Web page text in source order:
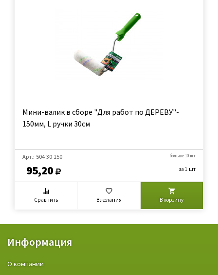
Мини-валик в сборе "Для работ по ДЕРЕВУ"-
150мм, L ручки 30см
Арт.: 504 30 150
95,20
больше 10 шт
за 1 шт
Сравнить В желания В корзину
Информация
О компании